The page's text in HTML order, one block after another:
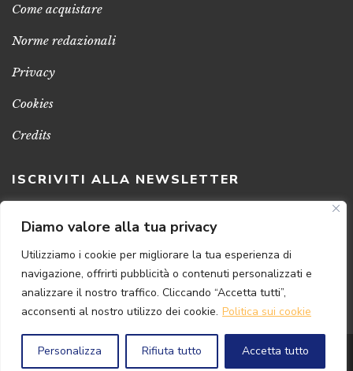
Diamo valore alla tua privacy
Utilizziamo i cookie per migliorare la tua esperienza di
navigazione, offrirti pubblicità o contenuti personalizzati e
analizzare il nostro traffico. Cliccando “Accetta tutti”,
acconsenti al nostro utilizzo dei cookie. Politica sui cookie
Personalizza Rifiuta tutto Accetta tutto
Come acquistare
Norme redazionali
Privacy
Cookies
Credits
ISCRIVITI ALLA NEWSLETTER
Clicca sul pulsante per ricevere le nostre ultime novità,
notizie e promozioni
ISCRIVITI ADESSO
© 2024 FlorenceArtEdizioni | P.IVA 04813630482
Powered by{SP} Digital & Consulting